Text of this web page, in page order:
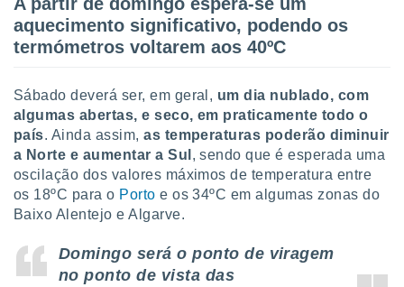
estudos
e
1199
aquecimento significativo, podendo os
termómetros voltarem aos 40ºC
Sábado deverá ser, em geral, um dia nublado, com
algumas abertas, e seco, em praticamente todo o
país. Ainda assim,as temperaturas poderão diminuir
a Norte e aumentar a Sul , sendo que é esperada uma
oscilação dos valores máximos de temperatura entre
os 18ºC para o Porto e os 34ºC em algumas zonas do
Baixo Alentejo e Algarve.
Domingo será o ponto de viragem
no ponto de vista das